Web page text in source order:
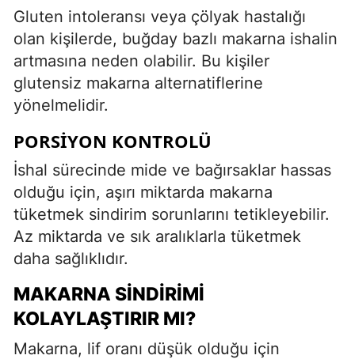
Gluten intoleransı veya çölyak hastalığı
olan kişilerde, buğday bazlı makarna ishalin
artmasına neden olabilir. Bu kişiler
glutensiz makarna alternatiflerine
yönelmelidir.
PORSIYON KONTROLÜ
İshal sürecinde mide ve bağırsaklar hassas
olduğu için, aşırı miktarda makarna
tüketmek sindirim sorunlarını tetikleyebilir.
Az miktarda ve sık aralıklarla tüketmek
daha sağlıklıdır.
MAKARNA SINDIRIMI
KOLAYLAŞTIRIR MI?
Makarna, lif oranı düşük olduğu için